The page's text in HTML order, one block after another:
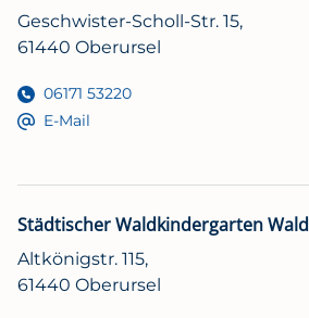
Geschwister-Scholl-Str. 15,
61440 Oberursel
06171 53220
E-Mail
Städtischer Waldkindergarten
Altkönigstr. 115,
61440 Oberursel